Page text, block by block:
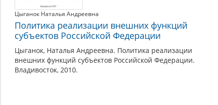
Цыганок Наталья Андреевна
Политика реализации внешних функций
субъектов Российской Федерации
Цыганок, Наталья Андреевна. Политика реализации
внешних функций субъектов Российской Федерации.
Владивосток, 2010.